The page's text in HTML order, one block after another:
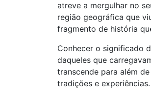
atreve a mergulhar no
região geográfica que
fragmento de história
Conhecer o significado
daqueles que
transcende para além
tradições e experiências.